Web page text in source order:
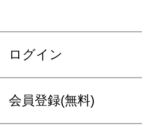
ログイン
会員登録(無料)